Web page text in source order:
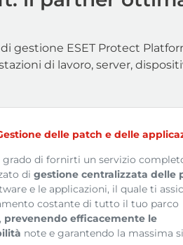
gestione ESET Protect
di lavoro, server,
delle patch e delle
grado di fornirti un servizio
di gestione centralizzata delle
e le applicazioni, il quale ti
costante di tutto il tuo parco
prevenendo efficacemente le
note e garantendo la massima